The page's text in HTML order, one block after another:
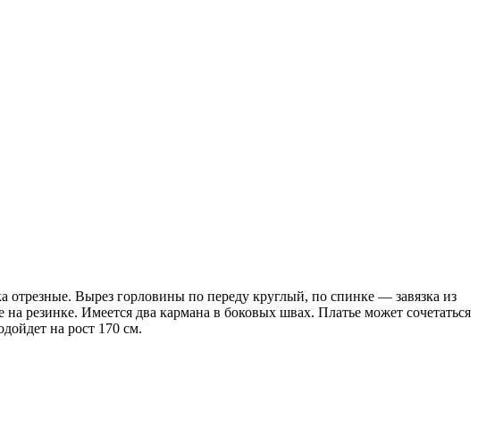
Вырез горловины по переду круглый, по спинке — завязка из
резинке. Имеется два кармана в боковых швах. Платье может сочетаться
на рост 170 см.